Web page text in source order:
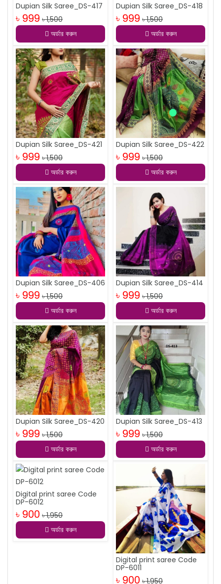
Dupian Silk Saree_DS-417
৳ 999 ৳ 1,500
অর্ডার করুন
Dupian Silk Saree_DS-418
৳ 999 ৳ 1,500
অর্ডার করুন
Dupian Silk Saree_DS-421
৳ 999 ৳ 1,500
অর্ডার করুন
Dupian Silk Saree_DS-422
৳ 999 ৳ 1,500
অর্ডার করুন
Dupian Silk Saree_DS-406
৳ 999 ৳ 1,500
অর্ডার করুন
Dupian Silk Saree_DS-414
৳ 999 ৳ 1,500
অর্ডার করুন
Dupian Silk Saree_DS-420
৳ 999 ৳ 1,500
অর্ডার করুন
Dupian Silk Saree_DS-413
৳ 999 ৳ 1,500
অর্ডার করুন
Digital print saree Code
DP-6012
৳ 900 ৳ 1,950
অর্ডার করুন
Digital print saree Code
DP-6011
৳ 900 ৳ 1,950